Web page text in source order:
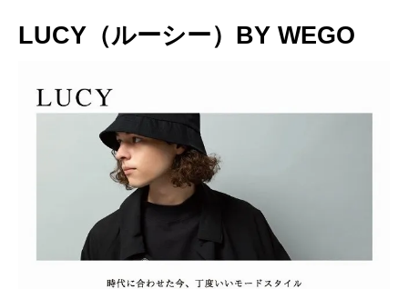
LUCY（ルーシー）BY WEGO